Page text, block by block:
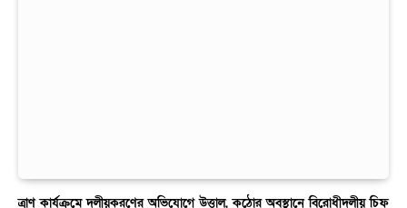
ত্রাণ কার্যক্রমে দলীয়করণের অভিযোগে উত্তাল, কঠোর অবস্থানে বিরোধীদলীয় চিফ